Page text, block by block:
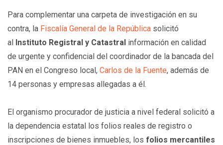
Para complementar una carpeta de investigación en su
contra, la Fiscalía General de la República solicitó
al Instituto Registral y Catastral información en calidad
de urgente y confidencial del coordinador de la bancada del
PAN en el Congreso local, Carlos de la Fuente, además de
14 personas y empresas allegadas a él.
El organismo procurador de justicia a nivel federal solicitó a
la dependencia estatal los folios reales de registro o
inscripciones de bienes inmuebles, los folios mercantiles